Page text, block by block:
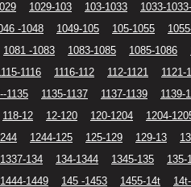
1029-103 103-1033 1033-1033-
-1048 1049-105 105-1055
1081 -1083 1083-1085 1085-1086
1116 1116-112 112-1121 1121-
1135 1135-1137 1137-1139 1139-
118-12 12-120 120-1204 1204-
1244-125 125-129 129-13
1337-134 134-1344 1345-135 135-
1444-1449 145 -1453 1455-14t